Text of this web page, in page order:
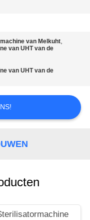
van Melkuht,
van UHT van de
van UHT van de